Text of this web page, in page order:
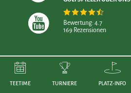
TEETIME TURNIERE PLATZ-INFO
Bewertung: 4.7
169 Rezensionen